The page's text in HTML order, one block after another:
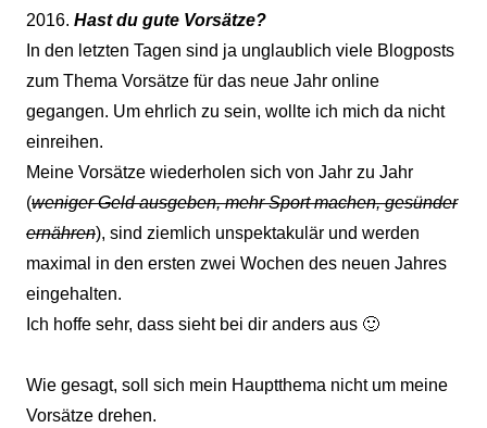
2016. Hast du gute Vorsätze?
In den letzten Tagen sind ja unglaublich viele Blogposts
zum Thema Vorsätze für das neue Jahr online
gegangen. Um ehrlich zu sein, wollte ich mich da nicht
einreihen.
Meine Vorsätze wiederholen sich von Jahr zu Jahr
(weniger Geld ausgeben, mehr Sport machen, gesünder
ernähren), sind ziemlich unspektakulär und werden
maximal in den ersten zwei Wochen des neuen Jahres
eingehalten.
Ich hoffe sehr, dass sieht bei dir anders aus 🙂
Wie gesagt, soll sich mein Hauptthema nicht um meine
Vorsätze drehen.